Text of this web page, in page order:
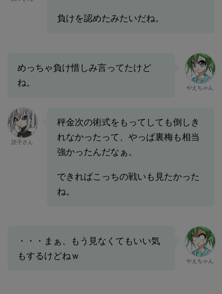
負けを認めたみたいだね。
めっちゃ負け惜しみ言ってたけど
ね。
やえちゃん
読子さん
秤金次の術式をもってしても倒しき
れなかったって、やっぱ裏梅も相当
強かったんだなぁ。
できればこっちの戦いも見たかった
ね。
・・・まぁ、もう見なくてもいい気
もするけどねｗ
やえちゃん